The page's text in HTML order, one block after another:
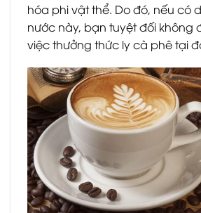
hóa phi vật thể. Do đó, nếu có
nước này, bạn tuyệt đối không
việc thưởng thức ly cà phê tại